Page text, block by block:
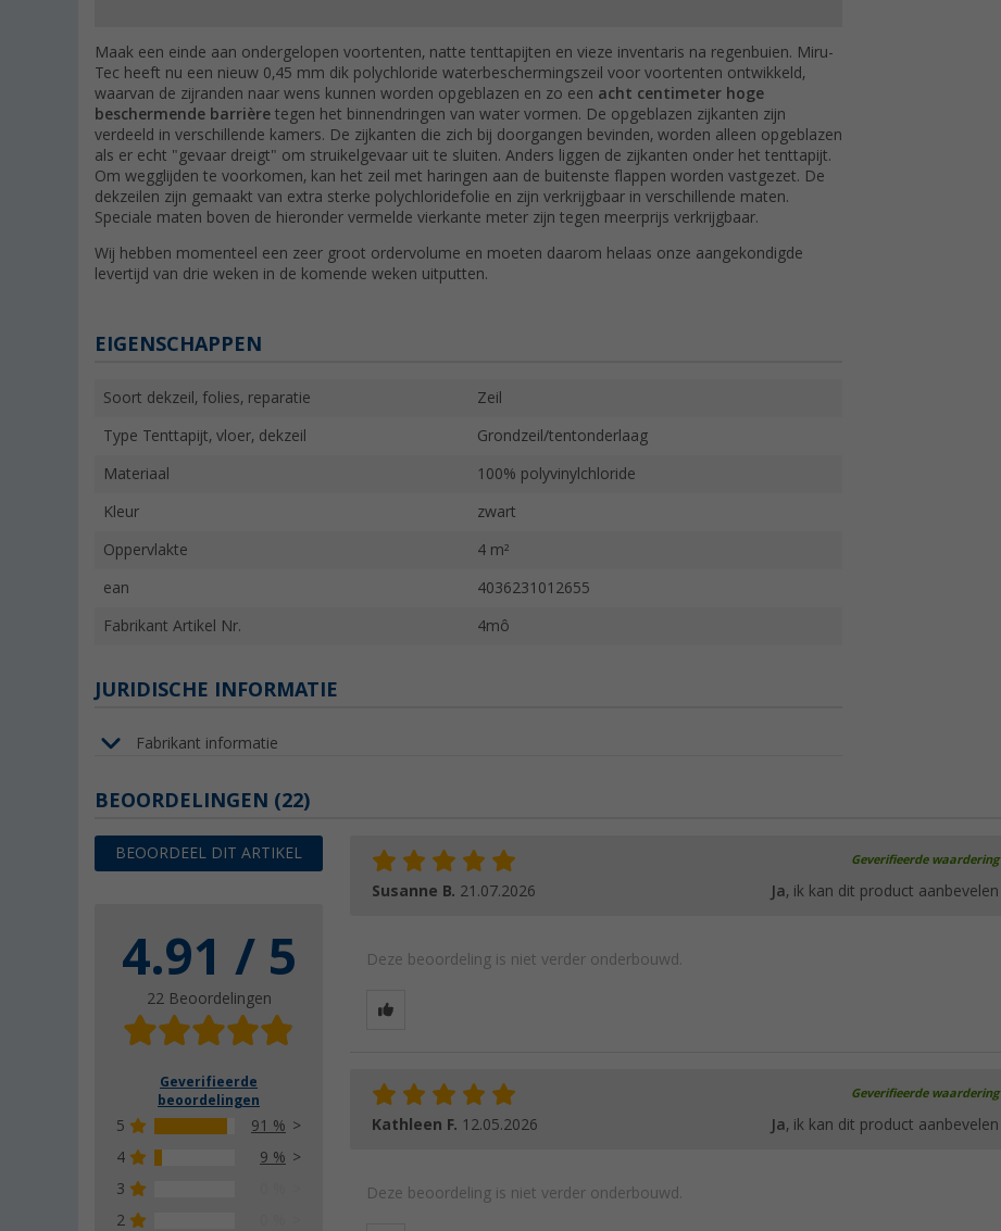
Maak een einde aan ondergelopen voortenten, natte tenttapijten en vieze inventaris na regenbuien. Miru-
Tec heeft nu een nieuw 0,45 mm dik polychloride waterbeschermingszeil voor voortenten ontwikkeld,
waarvan de zijranden naar wens kunnen worden opgeblazen en zo een acht centimeter hoge
beschermende barrière tegen het binnendringen van water vormen. De opgeblazen zijkanten zijn
verdeeld in verschillende kamers. De zijkanten die zich bij doorgangen bevinden, worden alleen opgeblazen
als er echt "gevaar dreigt" om struikelgevaar uit te sluiten. Anders liggen de zijkanten onder het tenttapijt.
Om wegglijden te voorkomen, kan het zeil met haringen aan de buitenste flappen worden vastgezet. De
dekzeilen zijn gemaakt van extra sterke polychloridefolie en zijn verkrijgbaar in verschillende maten.
Speciale maten boven de hieronder vermelde vierkante meter zijn tegen meerprijs verkrijgbaar.
Wij hebben momenteel een zeer groot ordervolume en moeten daarom helaas onze aangekondigde
levertijd van drie weken in de komende weken uitputten.
EIGENSCHAPPEN
Soort dekzeil, folies, reparatie Zeil
Type Tenttapijt, vloer, dekzeil Grondzeil/tentonderlaag
Materiaal 100% polyvinylchloride
Kleur zwart
Oppervlakte 4 m²
ean 4036231012655
Fabrikant Artikel Nr. 4mô
JURIDISCHE INFORMATIE
Fabrikant informatie
BEOORDELINGEN (22)
BEOORDEEL DIT ARTIKEL
4.91 / 5
22 Beoordelingen
Geverifieerde
beoordelingen
5
91 %
4
9 %
3
2
Geverifieerde waardering
Susanne B. 21.07.2026 Ja, ik kan dit product aanbevelen
Deze beoordeling is niet verder onderbouwd.
Geverifieerde waardering
Kathleen F. 12.05.2026 Ja, ik kan dit product aanbevelen
Deze beoordeling is niet verder onderbouwd.